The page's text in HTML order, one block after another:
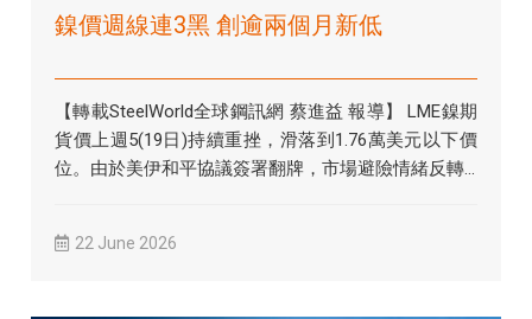
鎳價週線連3黑 創逾兩個月新低
【轉載SteelWorld全球鋼訊網 蔡進益 報導】 LME鎳期
貨價上週5(19日)持續重挫，滑落到1.76萬美元以下價
位。由於美伊和平協議簽署翻牌，市場避險情緒反轉...
22 June 2026